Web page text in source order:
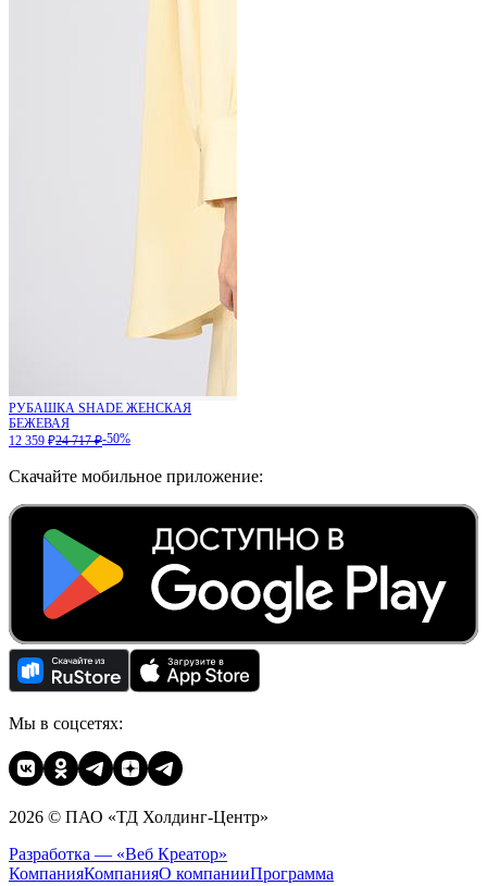
РУБАШКА SHADE ЖЕНСКАЯ
БЕЖЕВАЯ
12 359 ₽24 717 ₽-50%
Скачайте мобильное приложение:
Мы в соцсетях:
2026 © ПАО «ТД Холдинг-Центр»
Разработка — «Веб Креатор»
КомпанияКомпанияО компанииПрограмма